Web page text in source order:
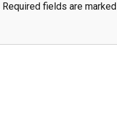
Required fields are marked